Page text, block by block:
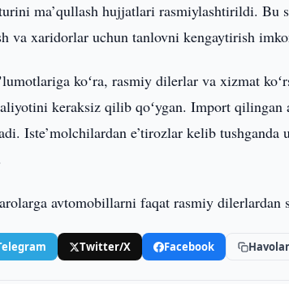
ma’qullash hujjatlari rasmiylashtirildi.
va xaridorlar uchun tanlovni kengaytirish
koʻra, rasmiy dilerlar va xizmat
keraksiz qilib qoʻygan. Import
Iste’molchilardan e’tirozlar kelib
avtomobillarni faqat rasmiy dilerlardan
Twitter/X Facebook